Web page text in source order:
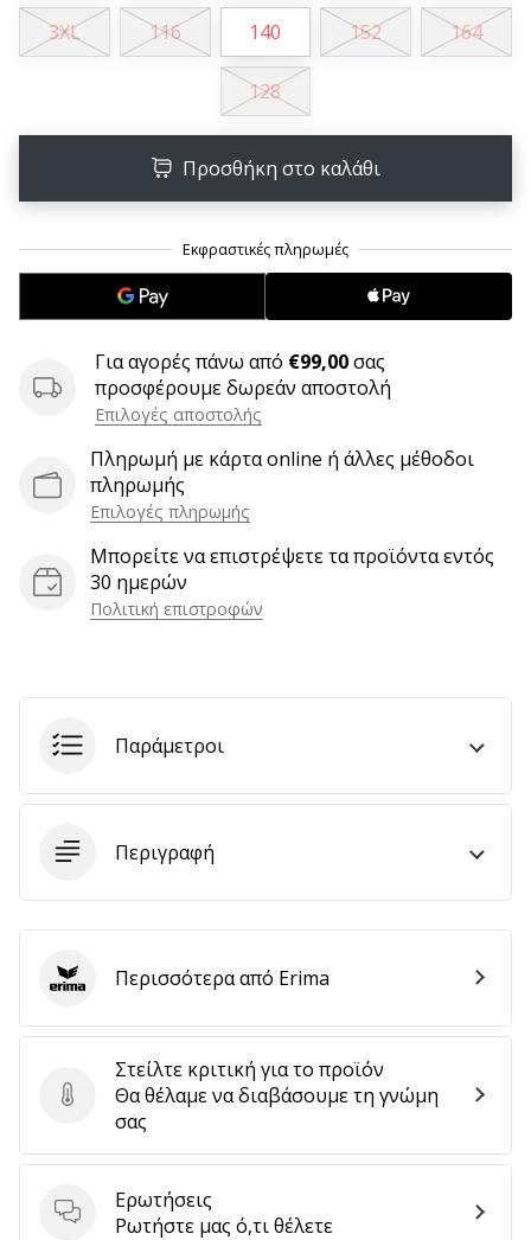
Weplayvolleyball
Έχετε
σας
στο
φόρουμ
συζητήσεων;
Αφήστε
τα
να
αποφέρουν
έσοδα.
…
Εμφάνιση
όλων
των
άρθρων
3XL 116 140 152 164
128
Προσθήκη στο καλάθι
Για αγορές πάνω από €99,00σας
προσφέρουμε δωρεάν αποστολή
Επιλογές αποστολής
Πληρωμή με κάρτα online ή άλλες μέθοδοι
πληρωμής
Επιλογές πληρωμής
Μπορείτε να επιστρέψετε τα προϊόντα εντός
30 ημερών
Πολιτική επιστροφών
Παράμετροι
Περιγραφή
Στείλτε κριτική για το προϊόν
Στείλτε κριτική για το προϊόν
Θα θέλαμε να διαβάσουμε τη γνώμη
σας
Ερωτήσεις
Ερωτήσεις
Ρωτήστε μας ό,τι θέλετε
ErimaΠερισσότερα από Erima